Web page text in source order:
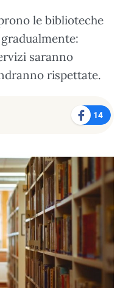
le biblioteche
saranno
rispettate.
14